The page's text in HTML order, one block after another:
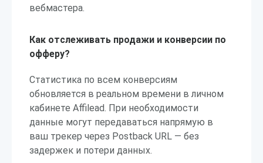
вебмастера.
Как отслеживать продажи и конверсии по
офферу?
Статистика по всем конверсиям
обновляется в реальном времени в личном
кабинете Affilead. При необходимости
данные могут передаваться напрямую в
ваш трекер через Postback URL — без
задержек и потери данных.